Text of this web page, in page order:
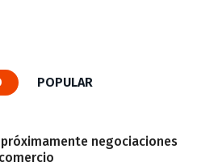
POPULAR
negociaciones